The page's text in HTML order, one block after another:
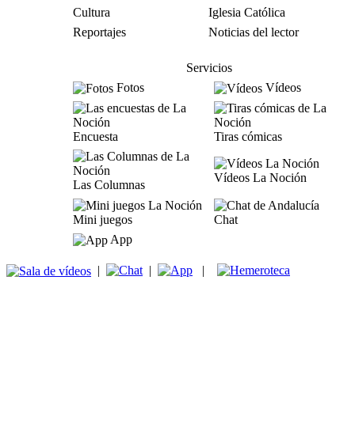
Cultura
Iglesia Católica
Reportajes
Noticias del lector
Servicios
Fotos
Vídeos
Encuesta Tiras cómicas
Las Columnas
Vídeos La Noción
Mini juegos
Chat
App
| | |